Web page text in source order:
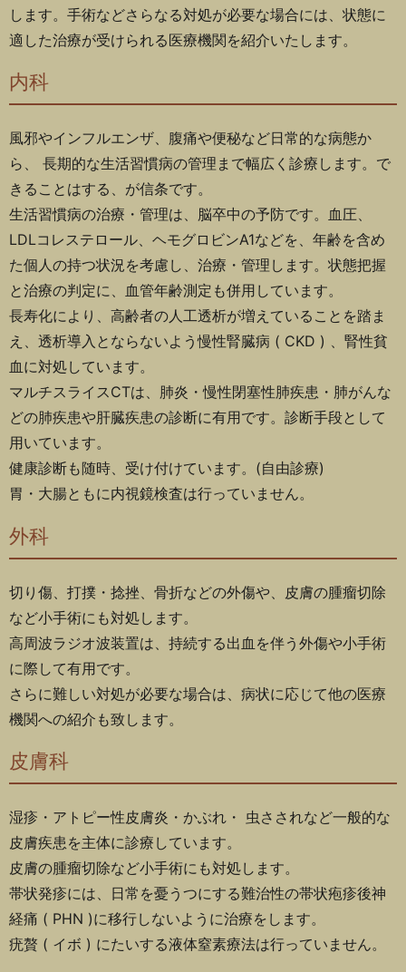
します。手術などさらなる対処が必要な場合には、状態に
適した治療が受けられる医療機関を紹介いたします。
内科
風邪やインフルエンザ、腹痛や便秘など日常的な病態か
ら、 長期的な生活習慣病の管理まで幅広く診療します。で
きることはする、が信条です。
生活習慣病の治療・管理は、脳卒中の予防です。血圧、
LDLコレステロール、ヘモグロビンA1などを、年齢を含め
た個人の持つ状況を考慮し、治療・管理します。状態把握
と治療の判定に、血管年齢測定も併用しています。
長寿化により、高齢者の人工透析が増えていることを踏ま
え、透析導入とならないよう慢性腎臓病 ( CKD ) 、腎性貧
血に対処しています。
マルチスライスCTは、肺炎・慢性閉塞性肺疾患・肺がんな
どの肺疾患や肝臓疾患の診断に有用です。診断手段として
用いています。
健康診断も随時、受け付けています。(自由診療)
胃・大腸ともに内視鏡検査は行っていません。
外科
切り傷、打撲・捻挫、骨折などの外傷や、皮膚の腫瘤切除
など小手術にも対処します。
高周波ラジオ波装置は、持続する出血を伴う外傷や小手術
に際して有用です。
さらに難しい対処が必要な場合は、病状に応じて他の医療
機関への紹介も致します。
皮膚科
湿疹・アトピー性皮膚炎・かぶれ・ 虫さされなど一般的な
皮膚疾患を主体に診療しています。
皮膚の腫瘤切除など小手術にも対処します。
帯状発疹には、日常を憂うつにする難治性の帯状疱疹後神
経痛 ( PHN )に移行しないように治療をします。
疣贅 ( イボ ) にたいする液体窒素療法は行っていません。